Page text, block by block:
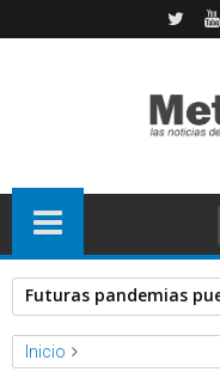
Futuras pandemias
Inicio